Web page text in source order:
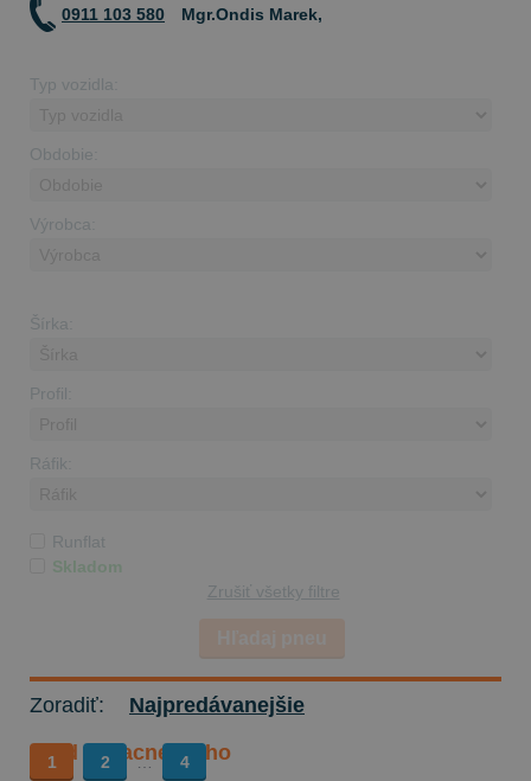
0911 103 580 Mgr.Ondis Marek,
Typ vozidla:
Obdobie:
Výrobca:
Šírka:
Profil:
Ráfik:
Runflat
Skladom
Zrušiť všetky filtre
Zoradiť:
Najpredávanejšie
Od najlacnejšieho
1 2 … 4